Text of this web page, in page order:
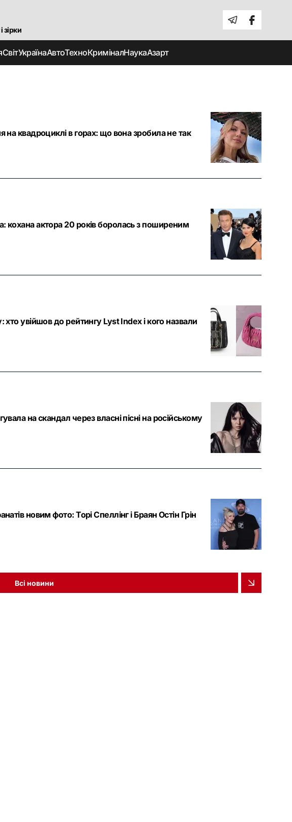
зірки
СвітУкраїнаАвтоТехноКриміналНаукаАзарт
на квадроциклі в горах: що вона зробила не так
актора 20 років боролась з поширеним
увійшов до рейтингу Lyst Index і кого назвали
на скандал через власні пісні на російському
новим фото: Торі Спеллінг і Браян Остін Грін
Всі новини